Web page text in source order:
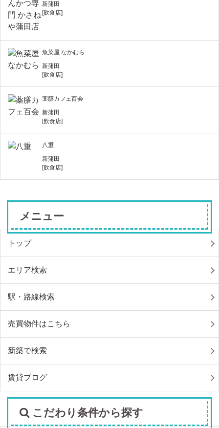
新蒲田
[飲食店]
魚菜屋 なかむら
新蒲田
[飲食店]
薬膳カフェ百会
新蒲田
[飲食店]
八重
新蒲田
[飲食店]
メニュー
トップ
エリア検索
駅・路線検索
売買物件はこちら
新築で検索
賃貸ブログ
こだわり条件から探す